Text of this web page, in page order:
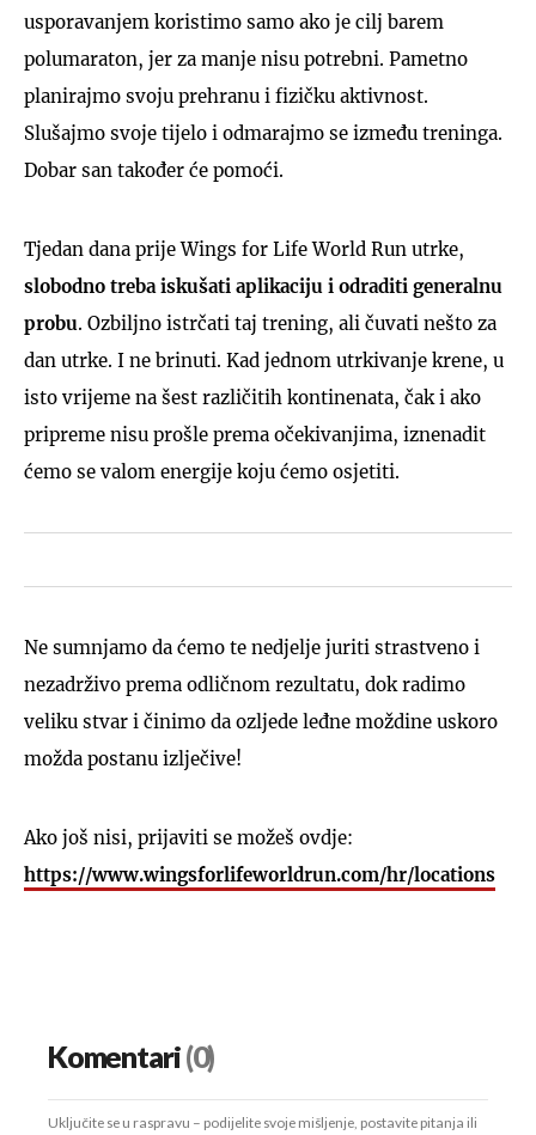
usporavanjem koristimo samo ako je cilj barem
polumaraton, jer za manje nisu potrebni. Pametno
planirajmo svoju prehranu i fizičku aktivnost.
Slušajmo svoje tijelo i odmarajmo se između treninga.
Dobar san također će pomoći.
Tjedan dana prije Wings for Life World Run utrke,
slobodno treba iskušati aplikaciju i odraditi generalnu
probu. Ozbiljno istrčati taj trening, ali čuvati nešto za
dan utrke. I ne brinuti. Kad jednom utrkivanje krene, u
isto vrijeme na šest različitih kontinenata, čak i ako
pripreme nisu prošle prema očekivanjima, iznenadit
ćemo se valom energije koju ćemo osjetiti.
Ne sumnjamo da ćemo te nedjelje juriti strastveno i
nezadrživo prema odličnom rezultatu, dok radimo
veliku stvar i činimo da ozljede leđne moždine uskoro
možda postanu izlječive!
Ako još nisi, prijaviti se možeš ovdje:
https://www.wingsforlifeworldrun.com/hr/locations
Komentari(0)
Uključite se u raspravu – podijelite svoje mišljenje, postavite pitanja ili